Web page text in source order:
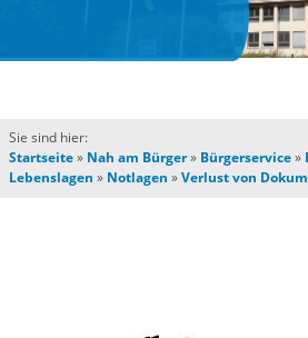
Sie sind hier:
Startseite» Nah am Bürger» Bürgerservice»
Lebenslagen » Notlagen »Verlust von